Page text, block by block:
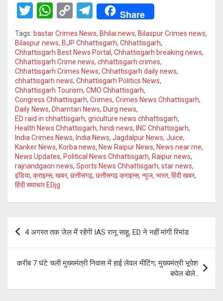
T
wi
tt
er
W
h
at
s
A
p
p
C
o
py
Li
n
k
T
el
e
gr
a
m
Share
Tags: bastar Crimes News, Bhilai news, Bilaspur Crimes news,
Bilaspur news, BJP Chhattisgarh, Chhattisgarh,
Chhattisgarh Best News Portal , Chhattisgarh breaking news,
Chhattisgarh Crime news, chhattisgarh crimes,
Chhattisgarh Crimes News, Chhattisgarh daily news,
chhattisgarh news, Chhattisgarh Politics News,
Chhattisgarh Tourism, CMO Chhattisgarh,
Congress Chhattisgarh, Crimes, Crimes News Chhattisgarh,
Daily News, Dhamtari News, Durg news,
ED raid in chhattisgarh, griculture news chhattisgarh,
Health News Chhattisgarh, hindi news, INC Chhattisgarh,
India Crimes News, India News, Jagdalpur News, Juice,
Kanker News, Korba news, New Raipur News, News near me,
News Updates, Political News Chhattisgarh, Raipur news,
rajnandgaon news, Sports News Chhattisgarh, star news,
इंडिया, क्राइम्स, खबर, छत्तीसगढ़, छत्तीसगढ़ क्राइम्स, न्यूज, भारत, हिंदी खबर,
हिंदी समाचार EDjg
Post
4 अगस्त तक जेल में रहेंगी IAS रानू साहू, ED ने नहीं मांगी रिमांड
करीब 7 घंटे चली मुख्यमंत्री निवास में हाई लेवल मीटिंग; मुख्यमंत्री भूपेश
बघेल बोले..